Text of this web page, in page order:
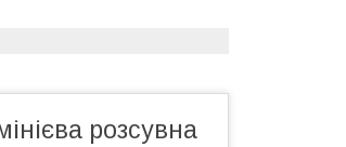
розсувна